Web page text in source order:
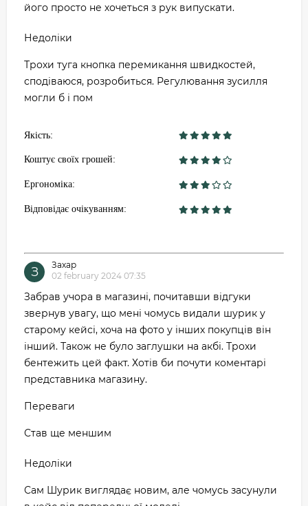
його просто не хочеться з рук випускати.
Недоліки
Трохи туга кнопка перемикання швидкостей,
сподіваюся, розробиться. Регулювання зусилля
могли б і пом
Якість:
Коштує своїх грошей:
Ергономіка:
Відповідає очікуванням:
З
Захар
02 february 2024 07:35
Забрав учора в магазині, почитавши відгуки
звернув увагу, що мені чомусь видали шурик у
старому кейсі, хоча на фото у інших покупців він
інший. Також не було заглушки на акбі. Трохи
бентежить цей факт. Хотів би почути коментарі
представника магазину.
Переваги
Став ще меншим
Недоліки
Сам Шурик виглядає новим, але чомусь засунули